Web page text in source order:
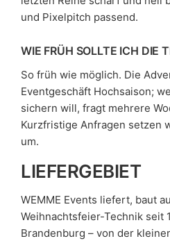
und Pixelpitch passend.
WIE FRÜH SOLLTE ICH DIE
So früh wie möglich. Die
Eventgeschäft Hochsaison;
sichern will, fragt mehrere
Kurzfristige Anfragen setzen
um.
LIEFERGEBIET
WEMME Events liefert, baut
Weihnachtsfeier-Technik seit
Brandenburg – von der